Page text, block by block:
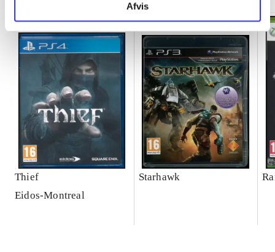
Afvis
Thief
Eidos-Montreal
Starhawk